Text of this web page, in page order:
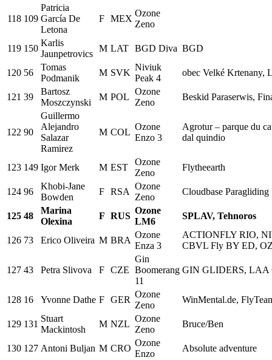
118 109
Patricia
García De
Letona
F MEX
Ozone
Zeno
119 150
Karlis
Jaunpetrovics
M LAT BGD Diva BGD
120 56
Tomas
Podmanik
M SVK
Niviuk
Peak 4
obec Velké Krtenany,
121 39
Bartosz
Moszczynski
M POL
Ozone
Zeno
Beskid Paraserwis,
122 90
Guillermo
Alejandro
Salazar
Ramirez
M COL
Ozone
Enzo 3
Agrotur – parque du
dal quindio
123 149 Igor Merk M EST
Ozone
Zeno
Flytheearth
124 96
Khobi-Jane
Bowden
F RSA
Ozone
Zeno
Cloudbase Paragliding
125 48
Marina
Olexina
F RUS
Ozone
LM6
SPLAV, Tehnoros
126 73 Erico Oliveira M BRA
Ozone
Enza 3
ACTIONFLY RIO,
CBVL Fly BY ED,
127 43 Petra Slivova F CZE
Gin
Boomerang
11
GIN GLIDERS, LAA
128 16 Yvonne Dathe F GER
Ozone
Zeno
WinMental.de,
129 131
Stuart
Mackintosh
M NZL
Ozone
Zeno
Bruce/Ben
130 127 Antoni Buljan M CRO
Ozone
Enzo
Absolute adventure